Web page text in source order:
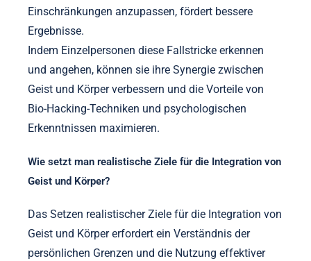
Einschränkungen anzupassen, fördert bessere
Ergebnisse.
Indem Einzelpersonen diese Fallstricke erkennen
und angehen, können sie ihre Synergie zwischen
Geist und Körper verbessern und die Vorteile von
Bio-Hacking-Techniken und psychologischen
Erkenntnissen maximieren.
Wie setzt man realistische Ziele für die Integration von
Geist und Körper?
Das Setzen realistischer Ziele für die Integration von
Geist und Körper erfordert ein Verständnis der
persönlichen Grenzen und die Nutzung effektiver